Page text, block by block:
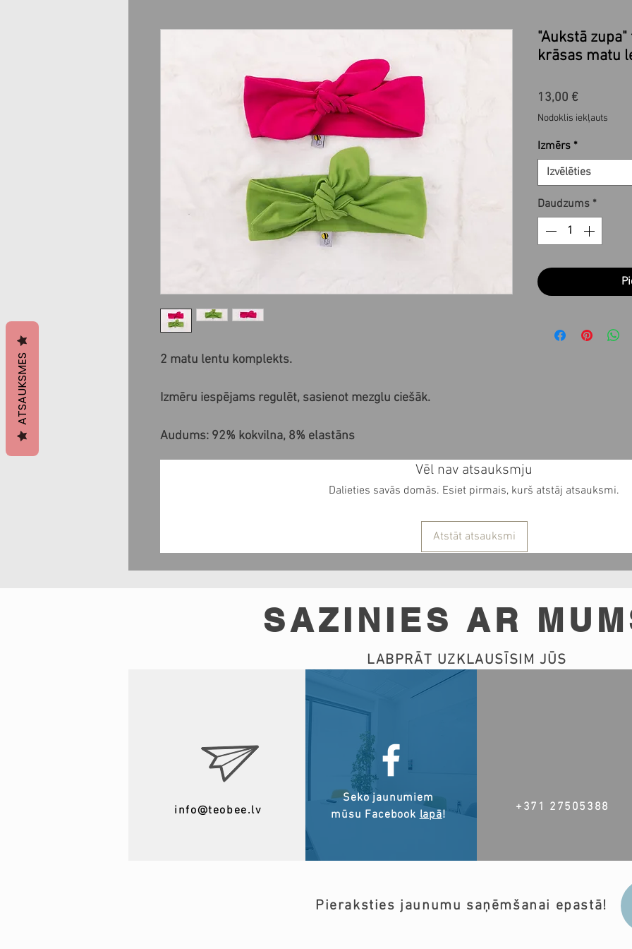
2 matu lentu komplekts.
Izmēru iespējams regulēt, sasienot mezglu ciešāk.
Audums: 92% kokvilna, 8% elastāns
"Aukstā
krāsas matu
13,00 €Cena
Nodoklis iekļauts
Izmērs *
Izvēlēties
Daudzums *
Vēl nav atsauksmju
Dalieties savās domās. Esiet pirmais, kurš atstāj atsauksmi.
Atstāt atsauksmi
SAZINIES AR
LABPRĀT UZKLAUSĪSIM JŪS
Pieraksties jaunumu saņēmšanai epastā!
info@teobee.lv
Seko jaunumiem
mūsu Facebooklapā!
+371 27505388
ATSAUKSMES